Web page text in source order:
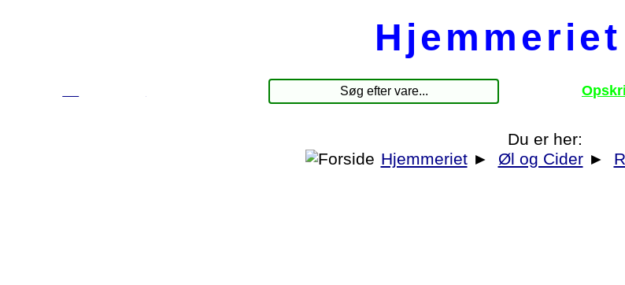
Hjemmeriet
Du er her:
Hjemmeriet ► Øl og Cider ►